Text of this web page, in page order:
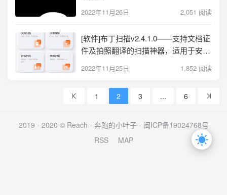
2022年11月26日 2,051 阅读
[软件]布丁扫描v2.4.1.0——支持文档证
件及拍照翻译的扫描神器，适用于安卓
2022年11月25日 1,852 阅读
1 2 3 ... 6
2019 - 2020 © Reach - 奔跑的小叶子- 闽ICP备19024768号
RSS
MAP